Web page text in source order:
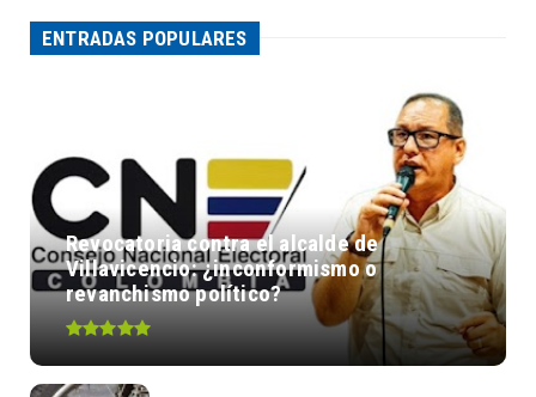
ENTRADAS POPULARES
Revocatoria contra el alcalde de
Villavicencio: ¿inconformismo o
revanchismo político?